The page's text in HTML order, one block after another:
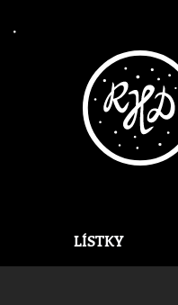
LÍSTKY